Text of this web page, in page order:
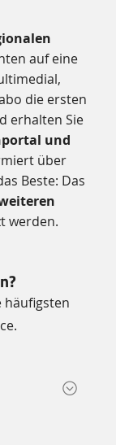
auf eine
die ersten
erhalten Sie
und
über
Beste: Das
werden.
häufigsten